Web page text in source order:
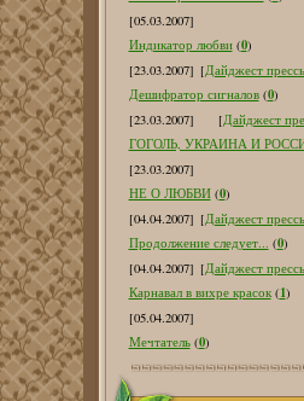
[05.03.2007]
Индикатор любви (0)
[23.03.2007] [Дайджест
Дешифратор сигналов (0)
[23.03.2007]
[Дайджест
ГОГОЛЬ, УКРАИНА И
[23.03.2007]
НЕ О ЛЮБВИ (0)
[04.04.2007] [Дайджест
Продолжение следует... (0)
[04.04.2007] [Дайджест
Карнавал в вихре красок (1)
[05.04.2007]
Мечтатель (0)